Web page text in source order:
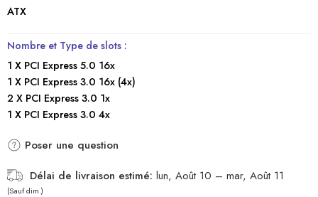
ATX
Nombre et Type de slots :
1 X PCI Express 5.0 16x
1 X PCI Express 3.0 16x (4x)
2 X PCI Express 3.0 1x
1 X PCI Express 3.0 4x
Poser une question
Délai de livraison estimé: lun, Août 10 – mar, Août 11
(Sauf dim.)